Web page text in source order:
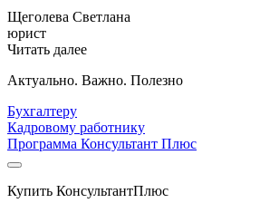
Щеголева Светлана
юрист
Читать далее
Актуально. Важно. Полезно
Бухгалтеру
Кадровому работнику
Программа Консультант Плюс
Купить КонсультантПлюс